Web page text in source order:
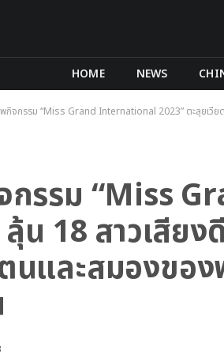
HOME NEWS
กิจกรรม “Miss Grand International 2023” ตะลุยเวีย
กรรม “Miss
ลุ้น 18 สาวเสีย
และสมองของ